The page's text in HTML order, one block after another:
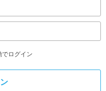
でログイン